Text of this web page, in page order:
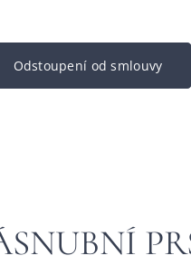
Odstoupení od smlouvy